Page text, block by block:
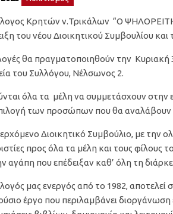
Κρητών ν.Τρικάλων “Ο
του νέου Διοικητικού Συμβουλίου και
θα πραγματοποιηθούν την Κυριακή
του Συλλόγου, Νέλσωνος 2.
όλα τα μέλη να συμμετάσχουν στην
των προσώπων που θα αναλάβουν
Διοικητικό Συμβούλιο, με την
προς όλα τα μέλη και τους φίλους
αγάπη που επέδειξαν καθ’ όλη τη
μας ενεργός από το 1982, αποτελεί
έργο που περιλαμβάνει